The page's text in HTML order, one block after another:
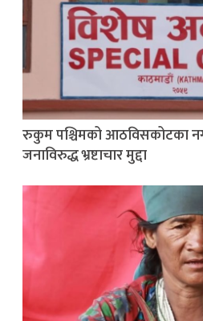
रुकुम पश्चिमको आठविसकोटका
जनाविरुद्ध भ्रष्टाचार मुद्दा